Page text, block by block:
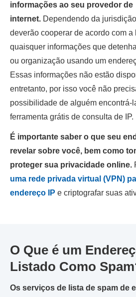
informações ao seu provedor de
internet. Dependendo da
deverão cooperar de acordo com
quaisquer informações que
ou organização usando um
Essas informações não estão
entretanto, por isso você não
possibilidade de alguém encontrá-
ferramenta grátis de consulta de IP.
É importante saber o que seu
revelar sobre você, bem como
proteger sua privacidade online.
uma rede privada virtual (VPN)
endereço IP e criptografar suas
O Que é um
Listado Como
Os serviços de lista de spam de